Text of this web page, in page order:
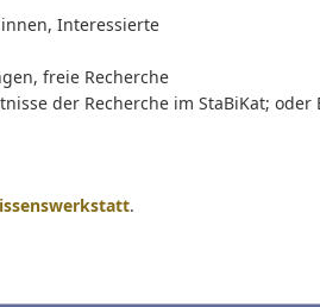
Interessierte
freie Recherche
der Recherche im StaBiKat; oder
.